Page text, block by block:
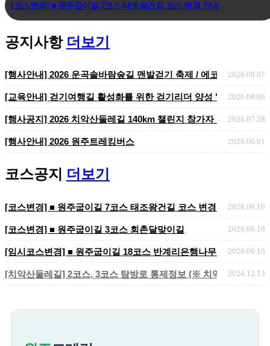
[코스변경] ■ 원주굽이길 7코스 태조왕건길 코스 변경 안내
[코스변경] ■ 원주굽이길 3코스 회촌달맞이길
[임시코스변경] ■ 원주굽이길 18코스 반계리은행나무길 임시노선 및 스
공지사항 더보기
[행사안내] 2026 운곡솔바람숲길 맨발걷기 축제 / 에코힐링 맨발걷
2026.08.07
[교육안내] 걷기여행길 활성화를 위한 걷기리더 양성 "걷기지도자
2026.08.06
​​​​​​​[행사공지] 2026 치악산둘레길 140km 챌린지 참가자 .. 2026.07.28
[행사안내] 2026 원주트레킹버스 2026.06.01
코스공지 더보기
[코스변경] ■ 원주굽이길 7코스 태조왕건길 코스 변경 안내2026.06.16
[코스변경] ■ 원주굽이길 3코스 회촌달맞이길 2026.06.16
[임시코스변경] ■ 원주굽이길 18코스 반계리은행나무길 임시노선
2026.06.16
[치악산둘레길] 2코스, 3코스 탐방로 통제정보 (※ 치악산국립공원
2024.12.13